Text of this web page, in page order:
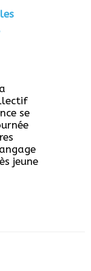
se
jeune